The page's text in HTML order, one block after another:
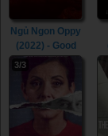
Ngủ Ngon Oppy
(2022) - Good
Night Oppy
(2022)
3/3